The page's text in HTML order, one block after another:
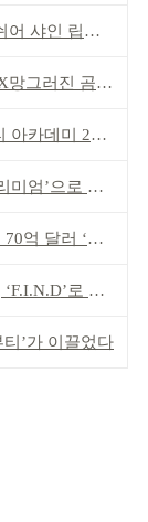
립스틱’ 출시
진 곰 콜라보
미 2기 발대식
로 승부걸어야
‘역대 최고’
로 읽는다
’가 이끌었다